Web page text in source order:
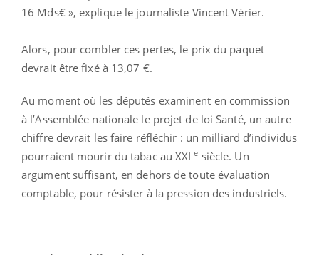
16 Mds€ », explique le journaliste Vincent Vérier.
Alors, pour combler ces pertes, le prix du paquet
devrait être fixé à 13,07 €.
Au moment où les députés examinent en commission
à l’Assemblée nationale le projet de loi Santé, un autre
chiffre devrait les faire réfléchir : un milliard d’individus
pourraient mourir du tabac au XXIe siècle. Un
argument suffisant, en dehors de toute évaluation
comptable, pour résister à la pression des industriels.